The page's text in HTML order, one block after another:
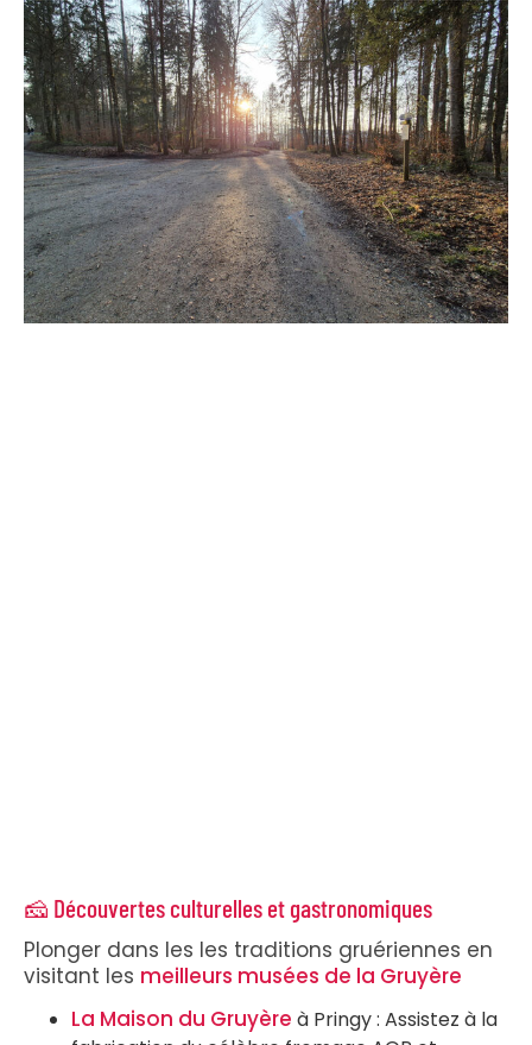
🧀 Découvertes culturelles et gastronomiques
Plonger dans les les traditions gruériennes en
visitant les meilleurs musées de la Gruyère
La Maison du Gruyère à Pringy : Assistez à la